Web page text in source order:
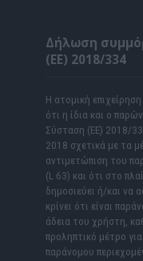
Δήλωση
(ΕΕ) 2018/334
Η ατομική
ότι η ίδια και ο
Σύσταση (ΕΕ) 2018/
2018 σχετικά με τα
αντιμετώπιση του
(L 63) και ότι στο
δημοσιεύει ή/και να
κρίνει ότι είναι
άδεια του χρήστη,
προληπτικό μέτρο
παράνομου